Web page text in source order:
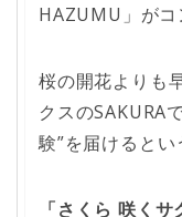
HAZUMU」がコ
桜の開花よりも
クスのSAKURA
験”を届けるとい
「さくら 咲くサ